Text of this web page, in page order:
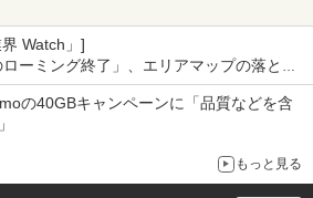
Watch」]
ーミング終了」、エリアマップの落とし
題
の40GBキャンペーンに「品質などを含
もっと見る